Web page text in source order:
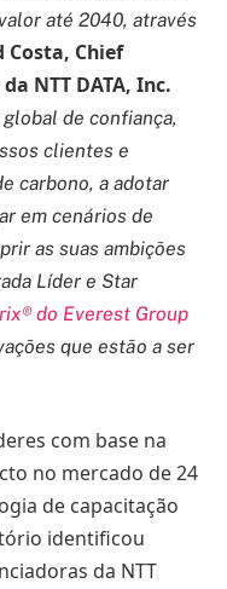
até 2040, através
Costa, Chief
NTT DATA, Inc.
de confiança,
clientes e
carbono, a adotar
em cenários de
as suas ambições
Líder e Star
do Everest Group
que estão a ser
com base na
no mercado de 24
de capacitação
identificou
da NTT